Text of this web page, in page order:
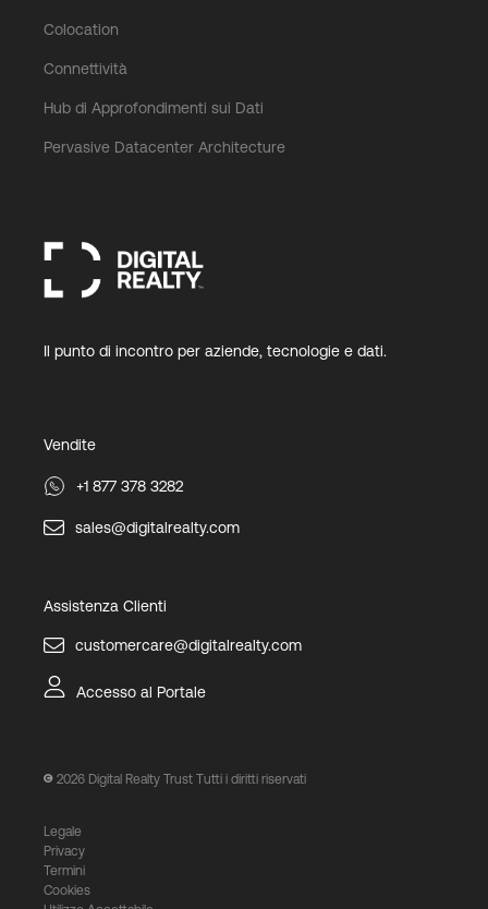
Colocation
Connettività
Hub di Approfondimenti sui Dati
Pervasive Datacenter Architecture
Il punto di incontro per aziende, tecnologie e dati.
Vendite
+1 877 378 3282
sales@digitalrealty.com
Assistenza Clienti
customercare@digitalrealty.com
Accesso al Portale
2026 Digital Realty Trust Tutti i diritti riservati
Legale
Privacy
Termini
Cookies